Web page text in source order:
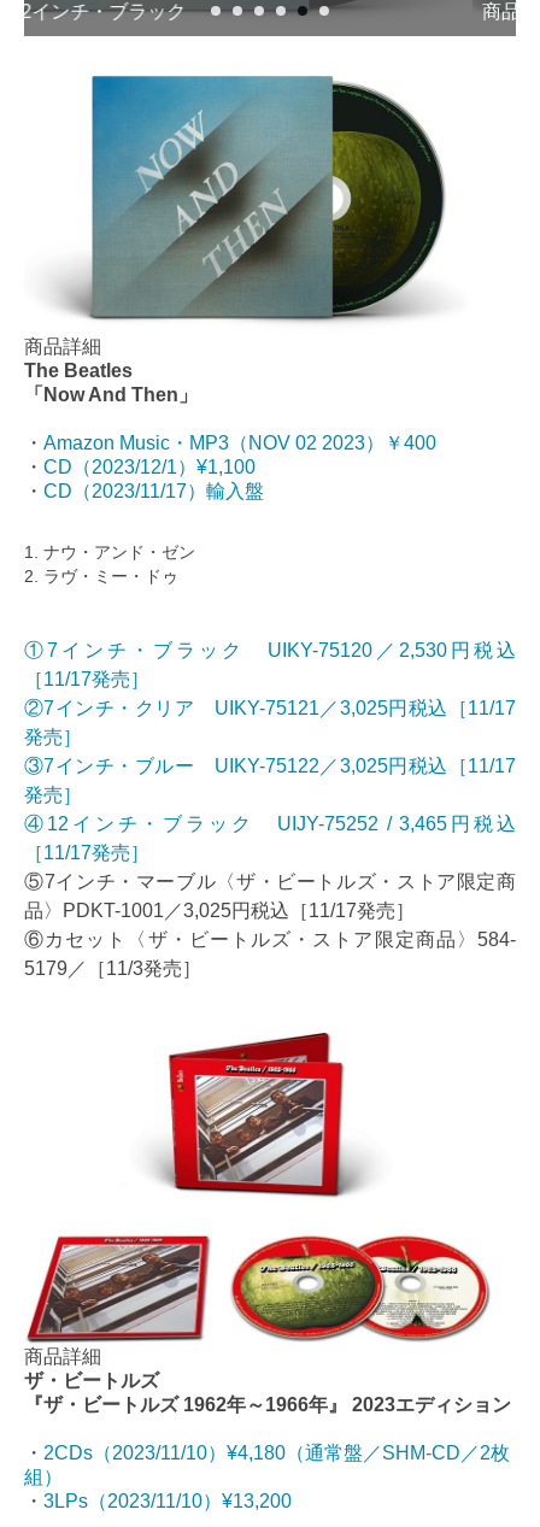
商品＞
商品詳細
The Beatles
「Now And Then」
・ Amazon Music・MP3（NOV 02 2023）￥400
・ CD（2023/12/1）¥1,100
・ CD（2023/11/17）輸入盤
1. ナウ・アンド・ゼン
2. ラヴ・ミー・ドゥ
①7インチ・ブラック UIKY-75120／2,530円税込
［11/17発売］
②7インチ・クリア UIKY-75121／3,025円税込［11/17
発売］
③7インチ・ブルー UIKY-75122／3,025円税込［11/17
発売］
④12インチ・ブラック UIJY-75252 / 3,465円税込
［11/17発売］
⑤7インチ・マーブル〈ザ・ビートルズ・ストア限定商
品〉PDKT-1001／3,025円税込［11/17発売］
⑥カセット〈ザ・ビートルズ・ストア限定商品〉584-
5179／［11/3発売］
商品詳細
ザ・ビートルズ
『ザ・ビートルズ 1962年～1966年』 2023エディション
・ 2CDs（2023/11/10）¥4,180（通常盤／SHM-CD／2枚
組）
・ 3LPs（2023/11/10）¥13,200